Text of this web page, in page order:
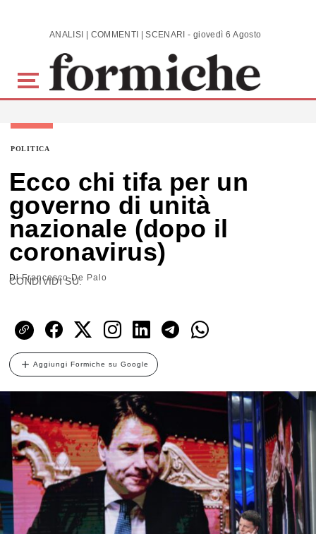
Skip to main content ANALISI | COMMENTI | SCENARI - giovedì 6 Agosto 2026
POLITICA
Ecco chi tifa per un
governo di unità
nazionale (dopo il
coronavirus)
DiFrancesco De Palo
CONDIVIDI SU:
Aggiungi Formiche su Google